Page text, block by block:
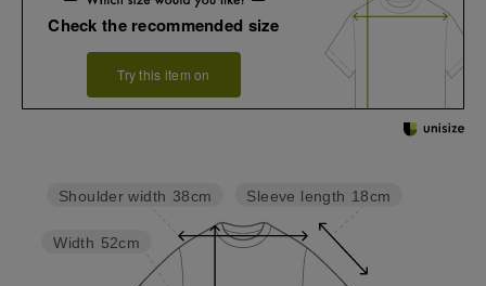
Check the recommended size
Try this item on
Sleeve length 18cm
Width 52cm
Shoulder width 38cm